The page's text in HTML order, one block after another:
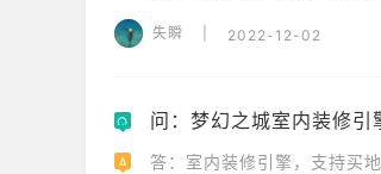
个喜欢的开始。
失瞬 2022-12-02
Q 问：梦幻之城室内装修引
A
答：室内装修引擎，支持买